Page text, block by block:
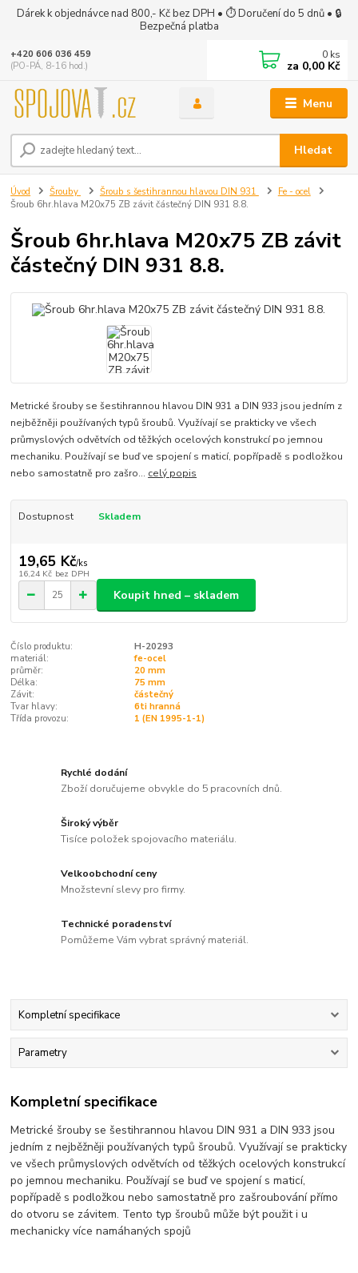
Dárek k objednávce nad 800,- Kč bez DPH • ⏱ Doručení do 5 dnů • 🔒
Bezpečná platba
Menu
Hledat
+420 606 036 459
(PO-PÁ, 8-16 hod.)
0 ks
za 0,00 Kč
Úvod Šrouby Šroub s šestihrannou hlavou DIN 931
Fe - ocel
Šroub 6hr.hlava M20x75 ZB závit částečný DIN 931 8.8.
Šroub 6hr.hlava M20x75 ZB závit
částečný DIN 931 8.8.
Metrické šrouby se šestihrannou hlavou DIN 931 a DIN 933 jsou jedním z
nejběžněji používaných typů šroubů. Využívají se prakticky ve všech
průmyslových odvětvích od těžkých ocelových konstrukcí po jemnou
mechaniku. Používají se buď ve spojení s maticí, popřípadě s podložkou
nebo samostatně pro zašro... celý popis
Dostupnost Skladem
19,65 Kč/ks
16,24 Kč bez DPH
Koupit hned – skladem
Číslo produktu:
H-20293
materiál:
fe-ocel
průměr:
20 mm
Délka:
75 mm
Závit:
částečný
Tvar hlavy:
6ti hranná
Třída provozu:
1 (EN 1995-1-1)
Rychlé dodání
Zboží doručujeme obvykle do 5 pracovních dnů.
Široký výběr
Tisíce položek spojovacího materiálu.
Velkoobchodní ceny
Množstevní slevy pro firmy.
Technické poradenství
Pomůžeme Vám vybrat správný materiál.
Kompletní specifikace
Parametry
Kompletní specifikace
Metrické šrouby se šestihrannou hlavou DIN 931 a DIN 933 jsou
jedním z nejběžněji používaných typů šroubů. Využívají se prakticky
ve všech průmyslových odvětvích od těžkých ocelových konstrukcí
po jemnou mechaniku. Používají se buď ve spojení s maticí,
popřípadě s podložkou nebo samostatně pro zašroubování přímo
do otvoru se závitem. Tento typ šroubů může být použit i u
mechanicky více namáhaných spojů